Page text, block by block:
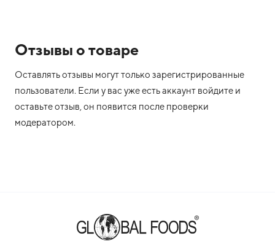
Отзывы о товаре
Оставлять отзывы могут только зарегистрированные
пользователи. Если у вас уже есть аккаунт войдите и
оставьте отзыв, он появится после проверки
модератором.